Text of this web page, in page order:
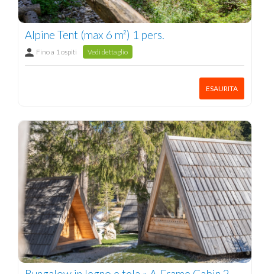
Alpine Tent (max 6 m²) 1 pers.
Fino a 1 ospiti Vedi dettaglio
ESAURITA